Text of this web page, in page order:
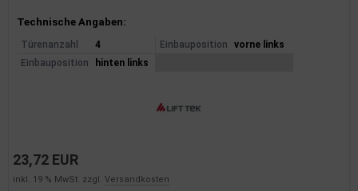
Produktinformationen
Technische Angaben:
Türenanzahl 4 Einbauposition
vorne links
Einbauposition
hinten links
23,72 EUR
inkl. 19 % MwSt. zzgl. Versandkosten